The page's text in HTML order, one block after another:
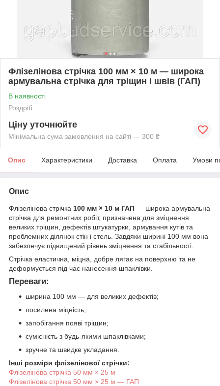
Флізелінова стрічка 100 мм × 10 м — широка
армувальна стрічка для тріщин і швів (ГАП)
В наявності
Роздріб
Ціну уточнюйте
Мінімальна сума замовлення на сайті — 300 ₴
Опис Характеристики Доставка Оплата Умови
Опис
Флізелінова стрічка 100 мм × 10 м ГАП — широка армувальна
стрічка для ремонтних робіт, призначена для зміцнення
великих тріщин, дефектів штукатурки, армування кутів та
проблемних ділянок стін і стель. Завдяки ширині 100 мм вона
забезпечує підвищений рівень зміцнення та стабільності.
Стрічка еластична, міцна, добре лягає на поверхню та не
деформується під час нанесення шпаклівки.
Переваги:
ширина 100 мм — для великих дефектів;
посилена міцність;
запобігання появі тріщин;
сумісність з будь-якими шпаклівками;
зручне та швидке укладання.
Інші розміри флізелінової стрічки:
Флізелінова стрічка 50 мм × 25 м
Флізелінова стрічка 50 мм × 25 м — ГАП